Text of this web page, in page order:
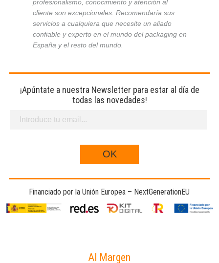
profesionalismo, conocimiento y atención al
cliente son excepcionales. Recomendaría sus
servicios a cualquiera que necesite un aliado
confiable y experto en el mundo del packaging en
España y el resto del mundo.
¡Apúntate a nuestra Newsletter para estar al día de
todas las novedades!
Financiado por la Unión Europea – NextGenerationEU
Al Margen